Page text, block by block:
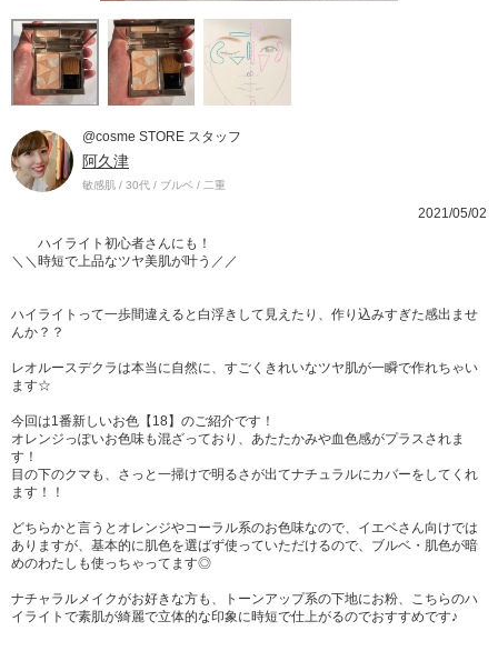
@cosme STORE スタッフ
阿久津
敏感肌 / 30代 / ブルベ / 二重
2021/05/02
ハイライト初心者さんにも！
＼＼時短で上品なツヤ美肌が叶う／／
ハイライトって一歩間違えると白浮きして見えたり、作り込みすぎた感出ませ
んか？？
レオルースデクラは本当に自然に、すごくきれいなツヤ肌が一瞬で作れちゃい
ます☆
今回は1番新しいお色【18】のご紹介です！
オレンジっぽいお色味も混ざっており、あたたかみや血色感がプラスされま
す！
目の下のクマも、さっと一掃けで明るさが出てナチュラルにカバーをしてくれ
ます！！
どちらかと言うとオレンジやコーラル系のお色味なので、イエベさん向けでは
ありますが、基本的に肌色を選ばず使っていただけるので、ブルベ・肌色が暗
めのわたしも使っちゃってます◎
ナチャラルメイクがお好きな方も、トーンアップ系の下地にお粉、こちらのハ
イライトで素肌が綺麗で立体的な印象に時短で仕上がるのでおすすめです♪